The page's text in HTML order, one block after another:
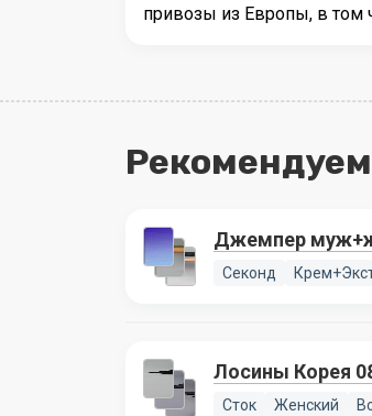
привозы из Европы, в том
Джемпер
Секонд
Лосины Корея
Сток Женский